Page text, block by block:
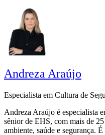
Andreza Araújo
Especialista em Cultura de
Andreza Araújo é especialista
sênior de EHS, com mais de
ambiente, saúde e segurança.